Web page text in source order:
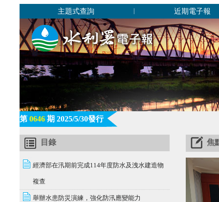
主題式查詢 近期電子報
第 0646 期 2025/5/30發行
目錄
經濟部在汛期前完成114年度防水及洩水建造物
複查
舉辦水患防災演練，強化防汛應變能力
焦